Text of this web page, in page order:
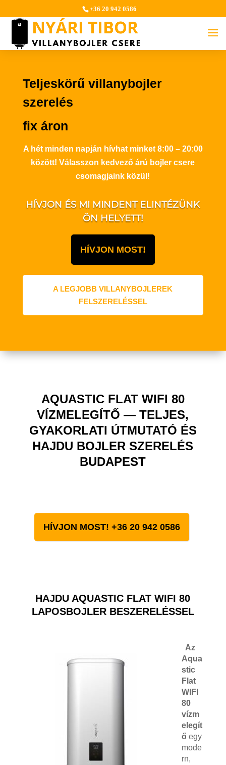
+36 20 942 0586
Teljeskörű villanybojler
szerelés
fix áron
A hét minden napján hívhat minket 8:00 – 20:00
között! Válasszon kedvező árú bojler csere
csomagjaink közül!
HÍVJON ÉS MI MINDENT ELINTÉZÜNK
ÖN HELYETT!
HÍVJON MOST!
A LEGJOBB VILLANYBOJLEREK
FELSZERELÉSSEL
AQUASTIC FLAT WIFI 80
VÍZMELEGÍTŐ — TELJES,
GYAKORLATI ÚTMUTATÓ ÉS
HAJDU BOJLER SZERELÉS
BUDAPEST
HÍVJON MOST! +36 20 942 0586
HAJDU AQUASTIC FLAT WIFI 80
LAPOSBOJLER BESZERELÉSSEL
Az
Aqua
stic
Flat
WIFI
80
vízm
elegít
ő egy
mode
rn,